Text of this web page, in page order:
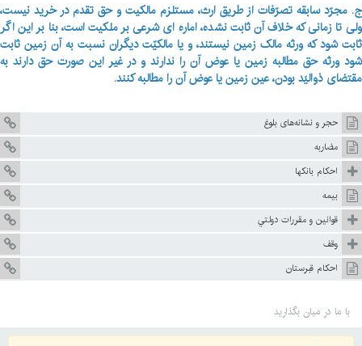
ج. مجرّد سابقه تصرّفات از طریق ارث، مستلزم مالکیت و حق تقدم در خرید نیست،
ولی تا زمانی که خلاف آن ثابت نشده، اماره ای شرعی بر ملکیت است، بنا بر این اگر
ثابت شود که ورثه مالک زمین نیستند، و یا مالکیّت دیگران نسبت به آن زمین ثابت
شود ورثه حق مطالبه زمین یا عوض آن را ندارند و در غیر این صورت حق دارند به
مقتضای ذوالیَد بودن، عین زمین یا عوض آن را مطالبه کنند.
حجر و نشانه‌هاى بلوغ
مضاربه
احكام بانكها
بيمه
قوانين و مقررات دولتي
وقف
احكام قبرستان
با ما در میان بگذارید